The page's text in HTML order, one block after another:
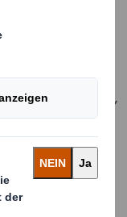
eine
weltweit
laut einer
Economics im